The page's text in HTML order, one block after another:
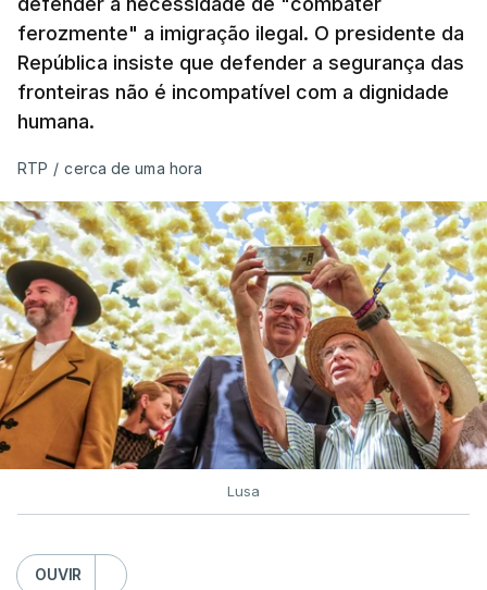
ferozmente" a imigração ilegal. O presidente da
República insiste que defender a segurança das
fronteiras não é incompatível com a dignidade
humana.
RTP / cerca de uma hora
Lusa
OUVIR